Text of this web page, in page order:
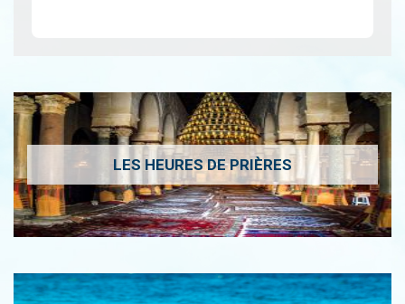
LES HEURES DE PRIÈRES